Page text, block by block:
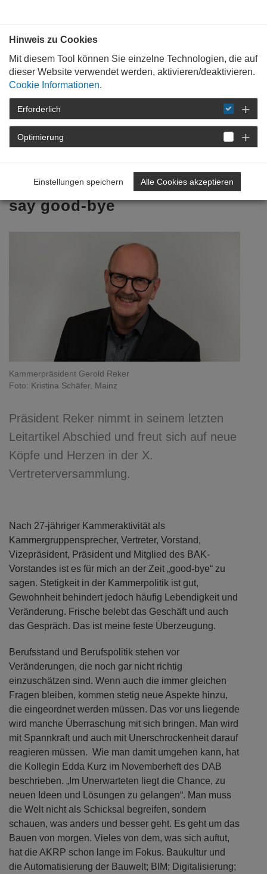
STARTSEITE
FORTBILDUNG
DETAIL
Mehr Frische – it´s time to
say good-bye
Kammerpräsident Gerold Reker
Foto: Kristina Schäfer, Mainz
Präsident Reker nimmt in seinem letzten
Leitartikel Abschied und freut sich auf neue
Köpfe und Herzen in der X.
Vertreterversammlung.
Nach 27-jähriger Kammeraktivität als
Kammergruppensprecher, Vertreter, Vorstand,
Vizepräsident, Präsident und Mitglied des BAK-
Vorstandes ist es für mich an der Zeit „good-bye“ zu
sagen. Stetigkeit in der Kammerpolitik ist gut,
Gewohnheit behindert jedoch häufig Lebendigkeit und
Veränderung. Frische belebt das Geschäft und auch
das Gespräch. Das ist meine feste Überzeugung.
Berufsstand und Berufspolitik stehen vor
Veränderungen, die noch gar nicht richtig
einzuschätzen sind. Wenn auch die immer gleichen
Fragen bleiben, kommen stetig neue Aspekte hinzu,
die eingeordnet werden müssen. Das vor uns liegende
wird manche Überraschung mit sich bringen. Man wird
mit Spannkraft und auch mit Unerschrockenheit darauf
reagieren müssen. Wie man damit umgehen kann, hat
die Kollegin Edda Kurz im Novemberheft des DAB
beschrieben. „Im Unerwarteten liegt die Chance, zu
neuen Ideen und Lösungen zu gelangen“. Man muss
die Welt nicht als Schicksal begreifen, sondern
schauen, was anders und besser geht. Es geht um das
Bauen von morgen. Vieles von dem, was sich auftut,
hat die AKRP schon lange im Fokus. Baukultur und
die Automatisierung der Bauwelt; BIM; Digitalisierung;
Hinweis zu Cookies
Mit diesem Tool können Sie einzelne Technologien, die auf
dieser Website verwendet werden, aktivieren/deaktivieren.
Cookie Informationen.
Erforderlich
Optimierung
Einstellungen speichern Alle Cookies akzeptieren